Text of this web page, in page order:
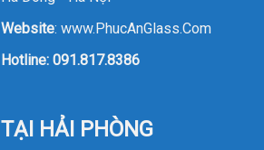
Website:www.PhucAnGlass.Com
Hotline:091.817.8386
TẠI HẢI PHÒNG